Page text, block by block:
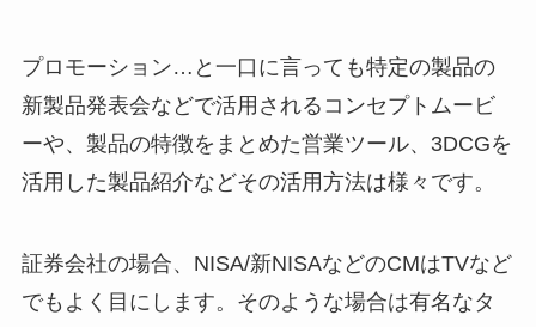
プロモーション…と一口に言っても特定の製品の
新製品発表会などで活用されるコンセプトムービ
ーや、製品の特徴をまとめた営業ツール、3DCGを
活用した製品紹介などその活用方法は様々です。
証券会社の場合、NISA/新NISAなどのCMはTVなど
でもよく目にします。そのような場合は有名なタ